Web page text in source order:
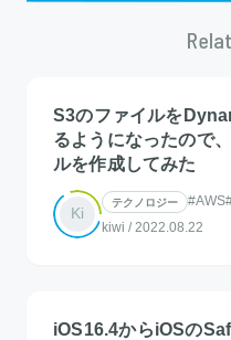
S3のファイルを
るようになったので
ルを作成してみた
Ki
テクノロジー #AWS
kiwi / 2022.08.22
iOS16.4からiOSの